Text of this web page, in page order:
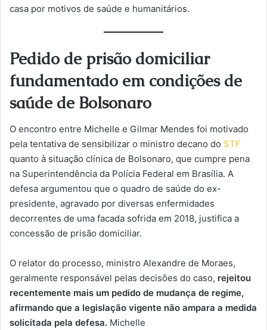
casa por motivos de saúde e humanitários.
Pedido de prisão domiciliar
fundamentado em condições de
saúde de Bolsonaro
O encontro entre Michelle e Gilmar Mendes foi motivado
pela tentativa de sensibilizar o ministro decano do STF
quanto à situação clínica de Bolsonaro, que cumpre pena
na Superintendência da Polícia Federal em Brasília. A
defesa argumentou que o quadro de saúde do ex-
presidente, agravado por diversas enfermidades
decorrentes de uma facada sofrida em 2018, justifica a
concessão de prisão domiciliar.
O relator do processo, ministro Alexandre de Moraes,
geralmente responsável pelas decisões do caso, rejeitou
recentemente mais um pedido de mudança de regime,
afirmando que a legislação vigente não ampara a medida
solicitada pela defesa. Michelle